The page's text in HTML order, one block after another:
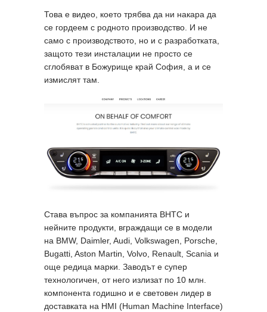
Това е видео, което трябва да ни накара да
се гордеем с родното производство. И не
само с производството, но и с разработката,
защото тези инсталации не просто се
сглобяват в Божурище край София, а и се
измислят там.
Става въпрос за компанията BHTC и
нейните продукти, вграждащи се в модели
на BMW, Daimler, Audi, Volkswagen, Porsche,
Bugatti, Aston Martin, Volvo, Renault, Scania и
още редица марки. Заводът е супер
технологичен, от него излизат по 10 млн.
компонента годишно и е световен лидер в
доставката на HMI (Human Machine Interface)